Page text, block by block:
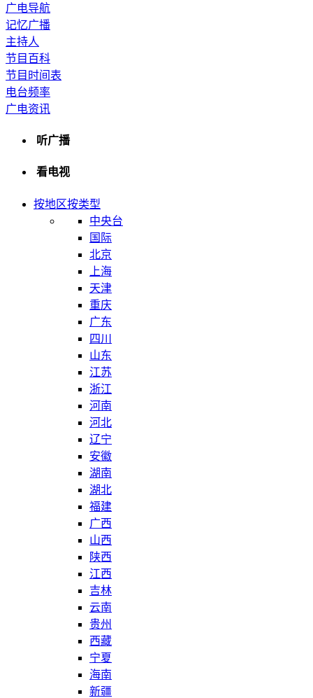
广电导航
记忆广播
主持人
节目百科
节目时间表
电台频率
广电资讯
听广播
看电视
按地区按类型
中央台
国际
北京
上海
天津
重庆
广东
四川
山东
江苏
浙江
河南
河北
辽宁
安徽
湖南
湖北
福建
广西
山西
陕西
江西
吉林
云南
贵州
西藏
宁夏
海南
新疆